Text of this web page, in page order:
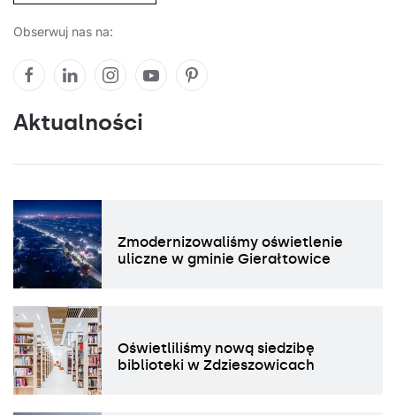
Obserwuj nas na:
Aktualności
Zmodernizowaliśmy oświetlenie
uliczne w gminie Gierałtowice
Oświetliliśmy nową siedzibę
biblioteki w Zdzieszowicach